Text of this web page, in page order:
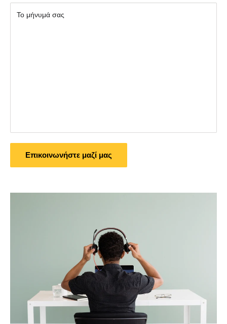
Το μήνυμά σας
Επικοινωνήστε μαζί μας